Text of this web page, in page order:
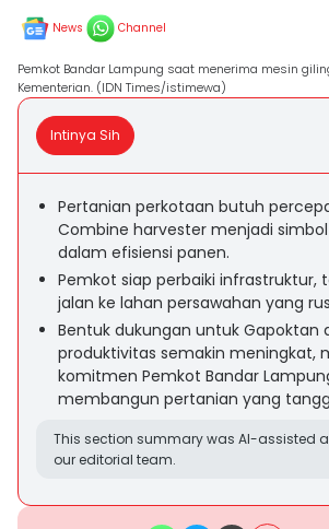
News Channel
Pemkot Bandar Lampung saat menerima mesin
Kementerian. (IDN Times/istimewa)
Intinya Sih
Pertanian perkotaan butuh
Combine harvester menjadi
dalam efisiensi panen.
Pemkot siap perbaiki infrastruktur,
jalan ke lahan persawahan yang
Bentuk dukungan untuk Gapoktan
produktivitas semakin meningkat,
komitmen Pemkot Bandar
membangun pertanian yang
This section summary was AI-assisted
our editorial team.